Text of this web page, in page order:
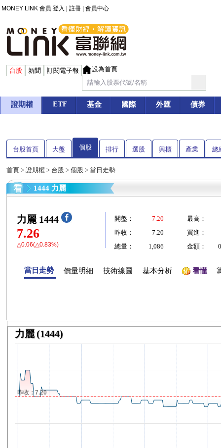
MONEY LINK 會員 登入 註冊 會員中心
台股 新聞 訂閱電子報 設為首頁
證期權 ETF 基金 國際 外匯 債券
台股首頁 大盤 個股 排行 選股 興櫃 產業 總
首頁 > 證期權 > 台股 > 個股 > 當日走勢
1444 力麗
力麗 1444
7.26
△0.06(△0.83%)
開盤： 7.20
最高：
昨收：
7.20
買進：
總量：
1,086 金額：
當日走勢 價量明細 技術線圖 基本分析 看懂